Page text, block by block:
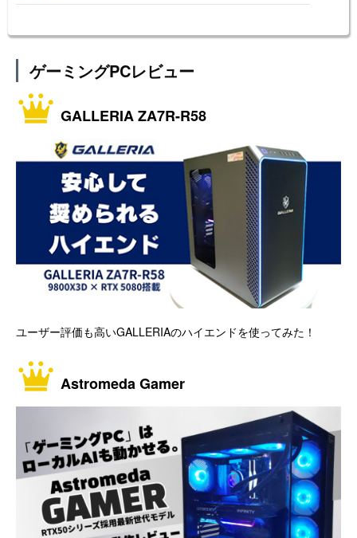
ゲーミングPCレビュー
GALLERIA ZA7R-R58
ユーザー評価も高いGALLERIAのハイエンドを使ってみた！
Astromeda Gamer